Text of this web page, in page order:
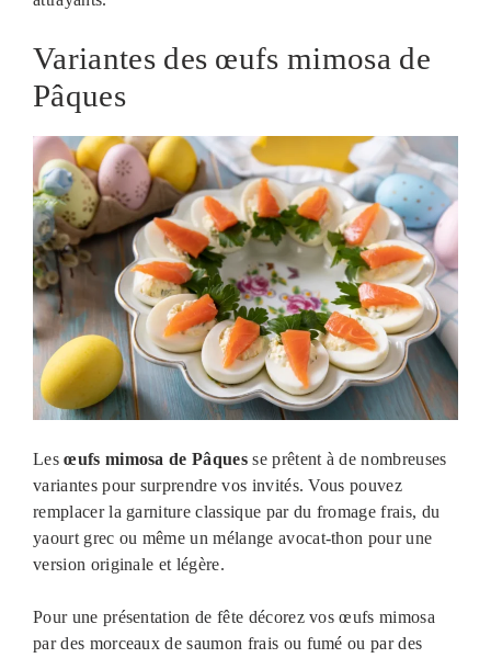
Variantes des œufs mimosa de
Pâques
Lesœufs mimosa de Pâques se prêtent à de nombreuses
variantes pour surprendre vos invités. Vous pouvez
remplacer la garniture classique par du fromage frais, du
yaourt grec ou même un mélange avocat‑thon pour une
version originale et légère.
Pour une présentation de fête décorez vos œufs mimosa
par des morceaux de saumon frais ou fumé ou par des